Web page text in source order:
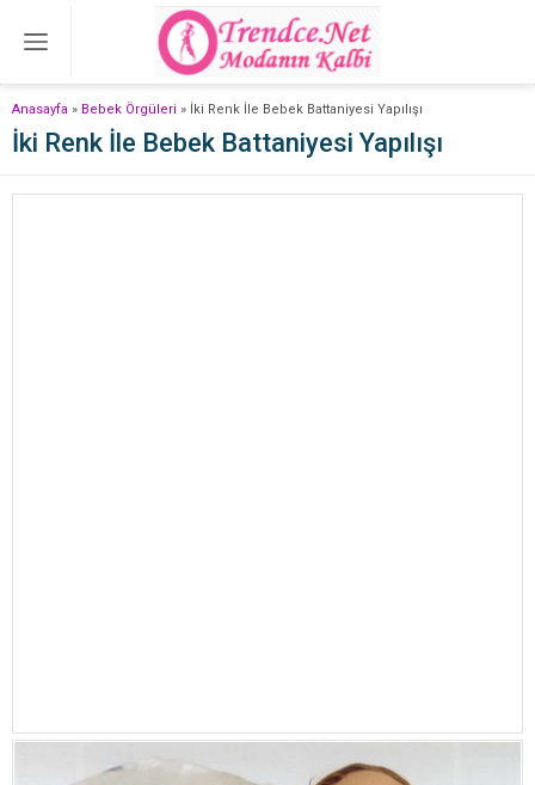
Anasayfa » Bebek Örgüleri » İki Renk İle Bebek Battaniyesi Yapılışı
İki Renk İle Bebek Battaniyesi Yapılışı